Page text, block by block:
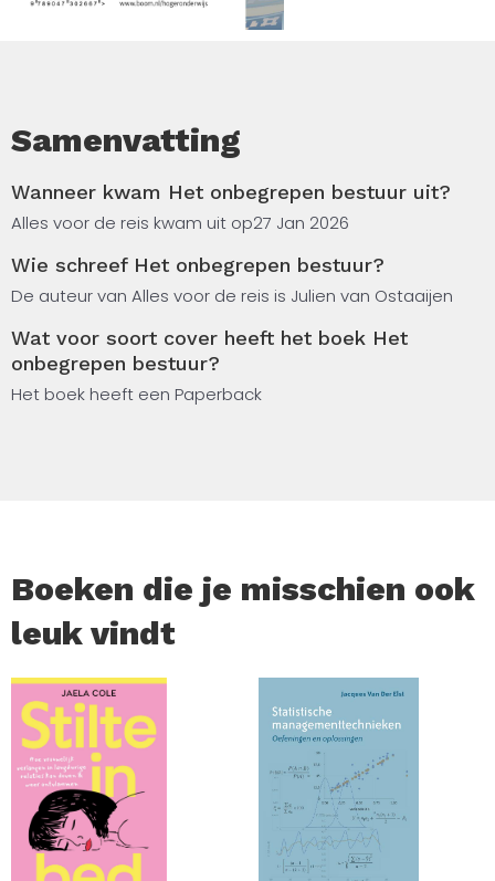
Samenvatting
Wanneer kwam Het onbegrepen bestuur uit?
Alles voor de reis kwam uit op27 Jan 2026
Wie schreef Het onbegrepen bestuur?
De auteur van Alles voor de reis is Julien van Ostaaijen
Wat voor soort cover heeft het boek Het
onbegrepen bestuur?
Het boek heeft een Paperback
Boeken die je misschien ook
leuk vindt